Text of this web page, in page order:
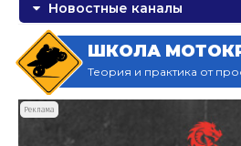
Новостные каналы
ШКОЛА
Теория и практика от
Реклама